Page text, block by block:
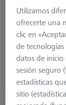
Más filtros
Utilizamos
ofrecerte una
clic en
de
datos de
sesión seguro
estadísticas
sitio